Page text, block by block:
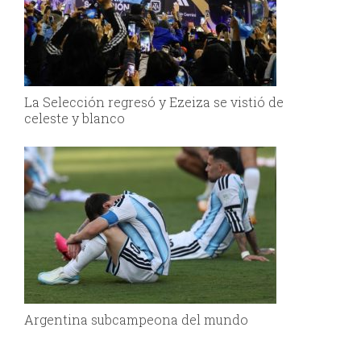
La Selección regresó y Ezeiza se vistió de
celeste y blanco
Argentina subcampeona del mundo